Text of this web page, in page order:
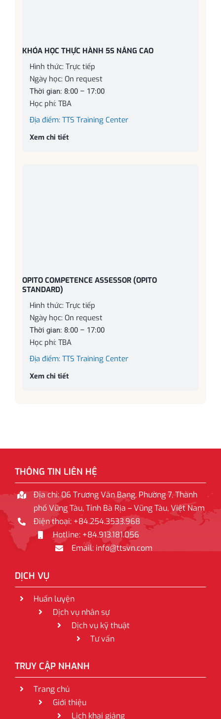
KHÓA HỌC THỰC HÀNH 5S NÂNG CAO
Hình thức: Trực tiếp
Ngày học: On request
Thời gian: 8:00 – 17:00
Học phí: TBA
Địa điểm: TTS Training Center
Xem chi tiết
OPITO COMPETENCE ASSESSOR (OPITO
STANDARD)
Hình thức: Trực tiếp
Ngày học: On request
Thời gian: 8:00 – 17:00
Học phí: TBA
Địa điểm: TTS Training Center
Xem chi tiết
THÔNG TIN LIÊN HỆ
Địa chỉ: 06 Trương Văn Bang, Phường 7, Thành
phố Vũng Tàu, Tỉnh Bà Rịa – Vũng Tàu, Việt Nam
Điện thoại: +84.254.3533.968
Hotline: +84.913.181.056
Email: info@ttsvn.com
DỊCH VỤ
Huấn luyện
Dịch vụ nhân sự
Dịch vụ kỹ thuật
Tư vấn
TRUY CẬP NHANH
Trang chủ
Giới thiệu
Lịch khai giảng